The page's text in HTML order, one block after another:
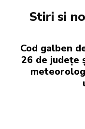
Stiri si
Cod galben
26 de județe